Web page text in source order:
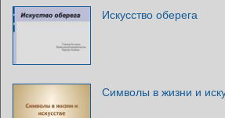
Искусство оберега
Символы в жизни и